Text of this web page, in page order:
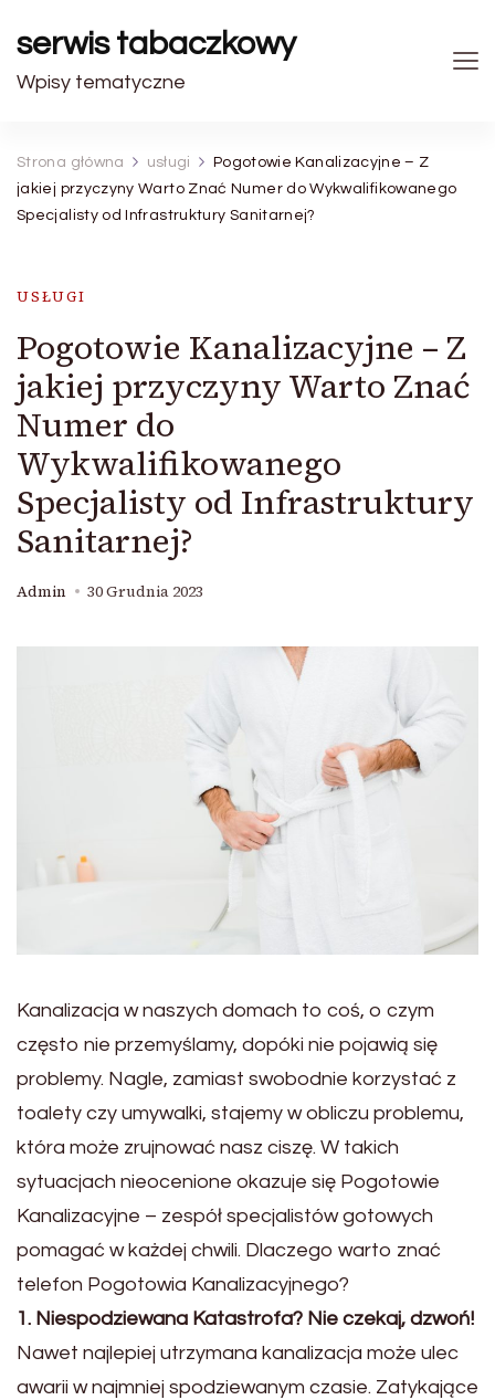
serwis tabaczkowy
Wpisy tematyczne
Strona główna usługi
Pogotowie Kanalizacyjne – Z
jakiej przyczyny Warto Znać Numer do Wykwalifikowanego
Specjalisty od Infrastruktury Sanitarnej?
USŁUGI
Pogotowie Kanalizacyjne – Z
jakiej przyczyny Warto Znać
Numer do
Wykwalifikowanego
Specjalisty od Infrastruktury
Sanitarnej?
Admin 30 Grudnia 2023
Kanalizacja w naszych domach to coś, o czym
często nie przemyślamy, dopóki nie pojawią się
problemy. Nagle, zamiast swobodnie korzystać z
toalety czy umywalki, stajemy w obliczu problemu,
która może zrujnować nasz ciszę. W takich
sytuacjach nieocenione okazuje się Pogotowie
Kanalizacyjne – zespół specjalistów gotowych
pomagać w każdej chwili. Dlaczego warto znać
telefon Pogotowia Kanalizacyjnego?
1. Niespodziewana Katastrofa? Nie czekaj, dzwoń!
Nawet najlepiej utrzymana kanalizacja może ulec
awarii w najmniej spodziewanym czasie. Zatykające